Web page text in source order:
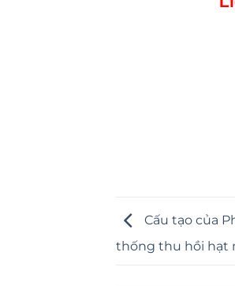
Cấu tạo của
thống thu hồi hạt